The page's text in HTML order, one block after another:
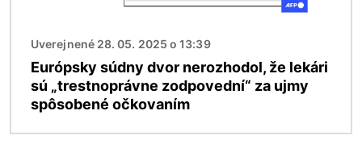
Uverejnené 28. 05. 2025 o 13:39
Európsky súdny dvor nerozhodol, že lekári
sú „trestnoprávne zodpovední“ za ujmy
spôsobené očkovaním